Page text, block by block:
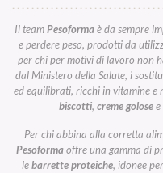
Il teamPesoformaè da sempre
e perdere peso, prodotti da
per chi per motivi di lavoro non
dal Ministero della Salute, i
ed equilibrati, ricchi in vitamine
biscotti, creme golosee
Per chi abbina alla corretta
Pesoformaoffre una gamma di
lebarrette proteiche, idonee